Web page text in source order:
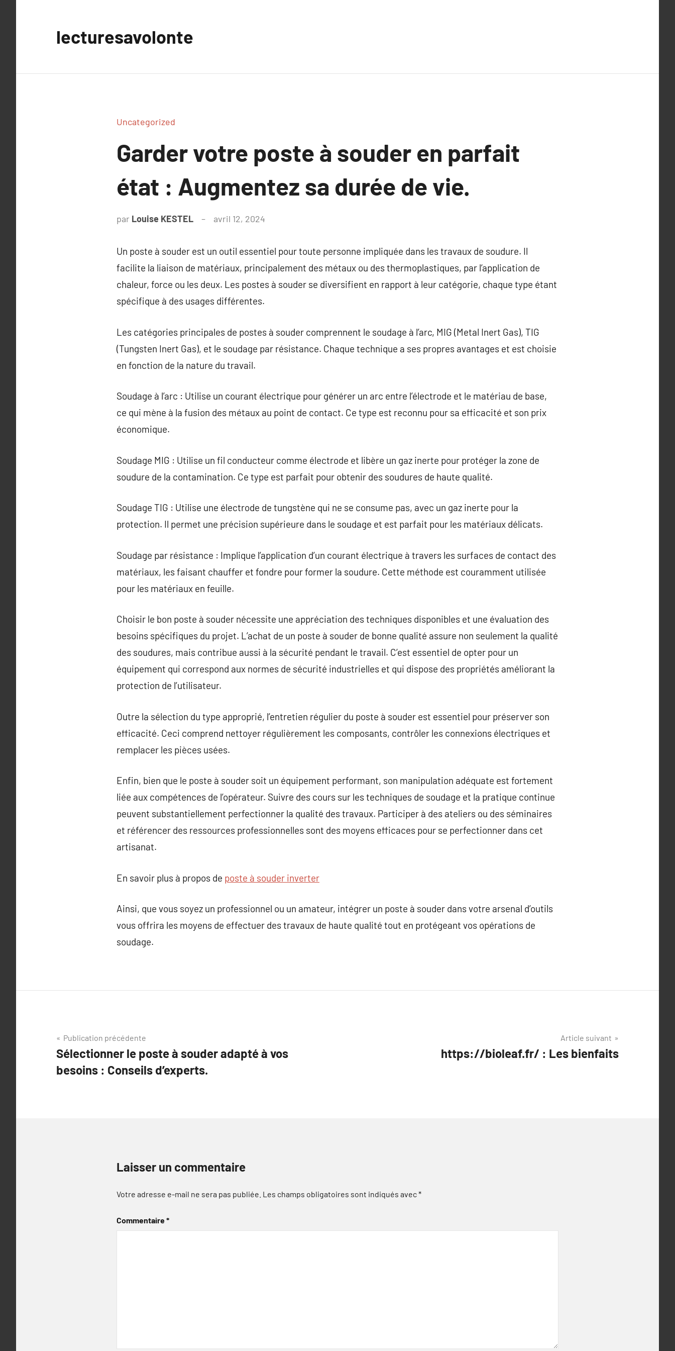
lecturesavolonte
Uncategorized
Garder votre poste à souder en parfait
état : Augmentez sa durée de vie.
par Louise KESTEL avril 12, 2024
Un poste à souder est un outil essentiel pour toute personne impliquée dans les travaux de soudure. Il
facilite la liaison de matériaux, principalement des métaux ou des thermoplastiques, par l’application de
chaleur, force ou les deux. Les postes à souder se diversifient en rapport à leur catégorie, chaque type étant
spécifique à des usages différentes.
Les catégories principales de postes à souder comprennent le soudage à l’arc, MIG (Metal Inert Gas), TIG
(Tungsten Inert Gas), et le soudage par résistance. Chaque technique a ses propres avantages et est choisie
en fonction de la nature du travail.
Soudage à l’arc : Utilise un courant électrique pour générer un arc entre l’électrode et le matériau de base,
ce qui mène à la fusion des métaux au point de contact. Ce type est reconnu pour sa efficacité et son prix
économique.
Soudage MIG : Utilise un fil conducteur comme électrode et libère un gaz inerte pour protéger la zone de
soudure de la contamination. Ce type est parfait pour obtenir des soudures de haute qualité.
Soudage TIG : Utilise une électrode de tungstène qui ne se consume pas, avec un gaz inerte pour la
protection. Il permet une précision supérieure dans le soudage et est parfait pour les matériaux délicats.
Soudage par résistance : Implique l’application d’un courant électrique à travers les surfaces de contact des
matériaux, les faisant chauffer et fondre pour former la soudure. Cette méthode est couramment utilisée
pour les matériaux en feuille.
Choisir le bon poste à souder nécessite une appréciation des techniques disponibles et une évaluation des
besoins spécifiques du projet. L’achat de un poste à souder de bonne qualité assure non seulement la qualité
des soudures, mais contribue aussi à la sécurité pendant le travail. C’est essentiel de opter pour un
équipement qui correspond aux normes de sécurité industrielles et qui dispose des propriétés améliorant la
protection de l’utilisateur.
Outre la sélection du type approprié, l’entretien régulier du poste à souder est essentiel pour préserver son
efficacité. Ceci comprend nettoyer régulièrement les composants, contrôler les connexions électriques et
remplacer les pièces usées.
Enfin, bien que le poste à souder soit un équipement performant, son manipulation adéquate est fortement
liée aux compétences de l’opérateur. Suivre des cours sur les techniques de soudage et la pratique continue
peuvent substantiellement perfectionner la qualité des travaux. Participer à des ateliers ou des séminaires
et référencer des ressources professionnelles sont des moyens efficaces pour se perfectionner dans cet
artisanat.
En savoir plus à propos de poste à souder inverter
Ainsi, que vous soyez un professionnel ou un amateur, intégrer un poste à souder dans votre arsenal d’outils
vous offrira les moyens de effectuer des travaux de haute qualité tout en protégeant vos opérations de
soudage.
Navigation
de
l’article
Publication précédente
Sélectionner le poste à souder adapté à vos
besoins : Conseils d’experts.
Article suivant
https://bioleaf.fr/ : Les bienfaits
Laisser un commentaire
Votre adresse e-mail ne sera pas publiée. Les champs obligatoires sont indiqués avec*
Commentaire*